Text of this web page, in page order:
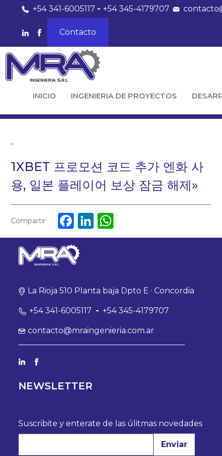
+54 341-6005117 -+54 345-4179707
Contacto
INICIO INGENIERIA DE PROYECTOS
-
1XBET 프로모션 코드 추가 엔화 사
용, 일본 플레이어 보상 잠금 해제»
Compartir Facebook
LinkedIn
WhatsApp
La Rioja 510 Planta baja Dpto E · Concordia
+54 341-6005117 - +54 345-4179707
contacto@mraingenieria.com.ar
NEWSLETTER
Suscribite y enterate de las úlitmas novedades
Enviar